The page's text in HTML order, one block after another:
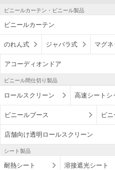
ビニールカーテン・ビニール製品
ビニールカーテン
のれん式 ジャバラ式 マグ
アコーディオンドア
ビニール間仕切り製品
ロールスクリーン 高速シートシ
ビニールブース ビ
店舗向け透明ロールスクリーン
シート製品
耐熱シート 溶接遮光シート